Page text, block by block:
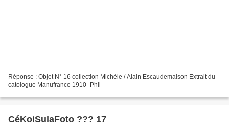
Réponse : Objet N° 16 collection Michèle / Alain Escaudemaison Extrait du
catologue Manufrance 1910- Phil
CéKoiSulaFoto ??? 17